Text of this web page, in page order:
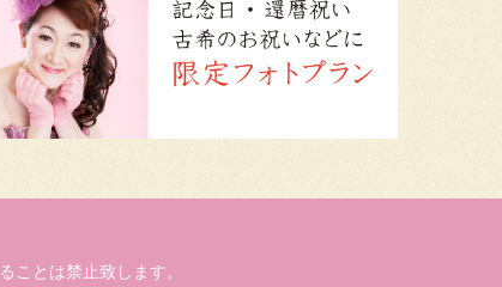
ことは禁止致します。